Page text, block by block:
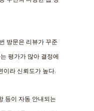
방문은 리뷰가 꾸준
평가가 많아 결정에
이라 신뢰도가 높다.
등이 자동 안내되는